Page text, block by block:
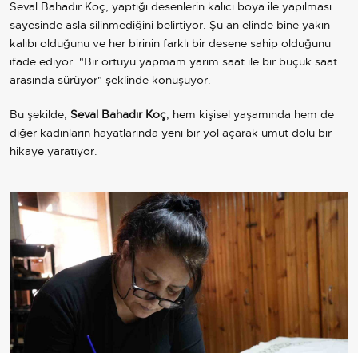
Seval Bahadır Koç, yaptığı desenlerin kalıcı boya ile yapılması
sayesinde asla silinmediğini belirtiyor. Şu an elinde bine yakın
kalıbı olduğunu ve her birinin farklı bir desene sahip olduğunu
ifade ediyor. "Bir örtüyü yapmam yarım saat ile bir buçuk saat
arasında sürüyor" şeklinde konuşuyor.
Bu şekilde, Seval Bahadır Koç, hem kişisel yaşamında hem de
diğer kadınların hayatlarında yeni bir yol açarak umut dolu bir
hikaye yaratıyor.